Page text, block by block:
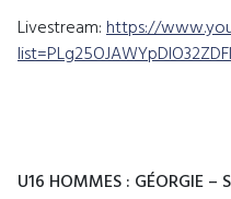
Livestream:https://
U16 HOMMES : GÉORGIE –